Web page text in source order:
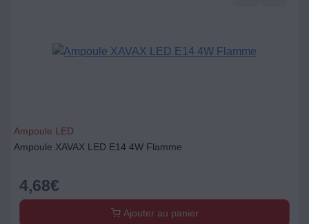
Ampoule LED
Ampoule XAVAX LED E14 4W Flamme
4,68€
Ajouter au panier